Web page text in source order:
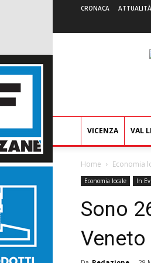
CRONACA ATTUALITÀ
VICENZA VAL
Home Economia
Economia locale In
Sono